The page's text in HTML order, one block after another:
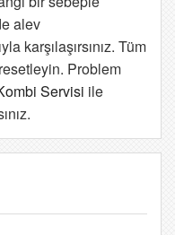
alev
karşılaşırsınız. Tüm
Problem
Servisi ile